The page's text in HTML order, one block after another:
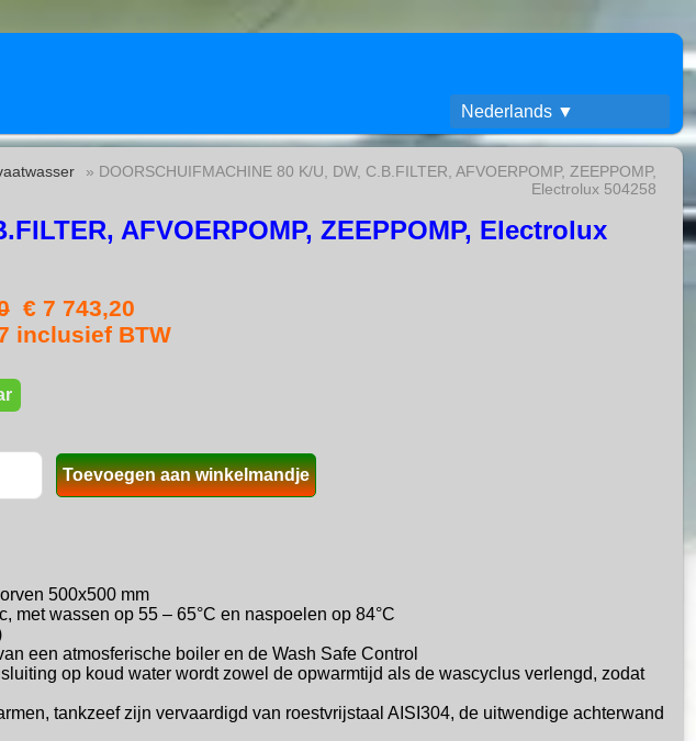
Nederlands ▼
» DOORSCHUIFMACHINE 80 K/U, DW, C.B.FILTER, AFVOERPOMP, ZEEPPOMP,
Electrolux 504258
AFVOERPOMP, ZEEPPOMP, Electrolux
€ 7 743,20
inclusief BTW
500x500 mm
met wassen op 55 – 65°C en naspoelen op 84°C
een atmosferische boiler en de Wash Safe Control
op koud water wordt zowel de opwarmtijd als de wascyclus verlengd, zodat
tankzeef zijn vervaardigd van roestvrijstaal AISI304, de uitwendige achterwand